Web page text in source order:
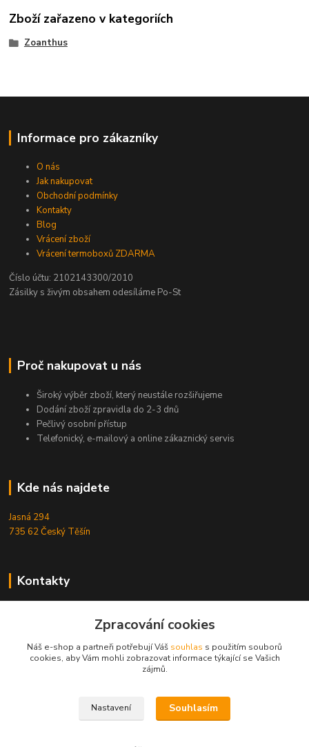
Zboží zařazeno v kategoriích
Zoanthus
Informace pro zákazníky
O nás
Jak nakupovat
Obchodní podmínky
Kontakty
Blog
Vrácení zboží
Vrácení termoboxů ZDARMA
Číslo účtu: 2102143300/2010
Zásilky s živým obsahem odesíláme Po-St
Proč nakupovat u nás
Široký výběr zboží, který neustále rozšiřujeme
Dodání zboží zpravidla do 2-3 dnů
Pečlivý osobní přístup
Telefonický, e-mailový a online zákaznický servis
Kde nás najdete
Jasná 294
735 62 Český Těšín
Kontakty
+420724095453
info@reefhome.cz
Zpracování cookies
Náš e-shop a partneři potřebují Váš souhlas s použitím souborů
cookies, aby Vám mohli zobrazovat informace týkající se Vašich
zájmů.
Nastavení Souhlasím